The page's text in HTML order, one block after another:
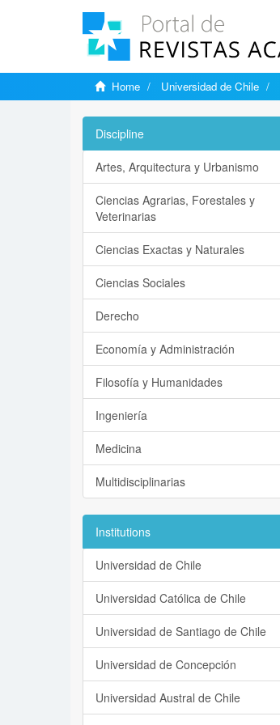
Home Universidad de Chile
Discipline
Artes, Arquitectura y Urbanismo
Ciencias Agrarias, Forestales y
Veterinarias
Ciencias Exactas y Naturales
Ciencias Sociales
Derecho
Economía y Administración
Filosofía y Humanidades
Ingeniería
Medicina
Multidisciplinarias
Institutions
Universidad de Chile
Universidad Católica de Chile
Universidad de Santiago de Chile
Universidad de Concepción
Universidad Austral de Chile